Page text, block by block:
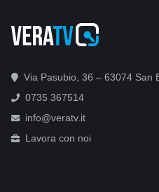
Via Pasubio, 36 – 63074 San
0735 367514
info@veratv.it
Lavora con noi